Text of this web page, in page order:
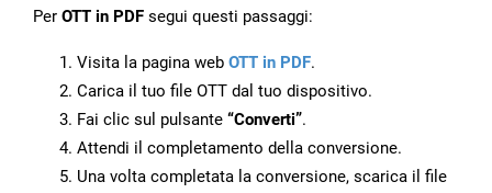
Per OTT in PDF segui questi passaggi:
Visita la pagina web OTT in PDF.
Carica il tuo file OTT dal tuo dispositivo.
Fai clic sul pulsante “Converti”.
Attendi il completamento della conversione.
Una volta completata la conversione, scarica il file